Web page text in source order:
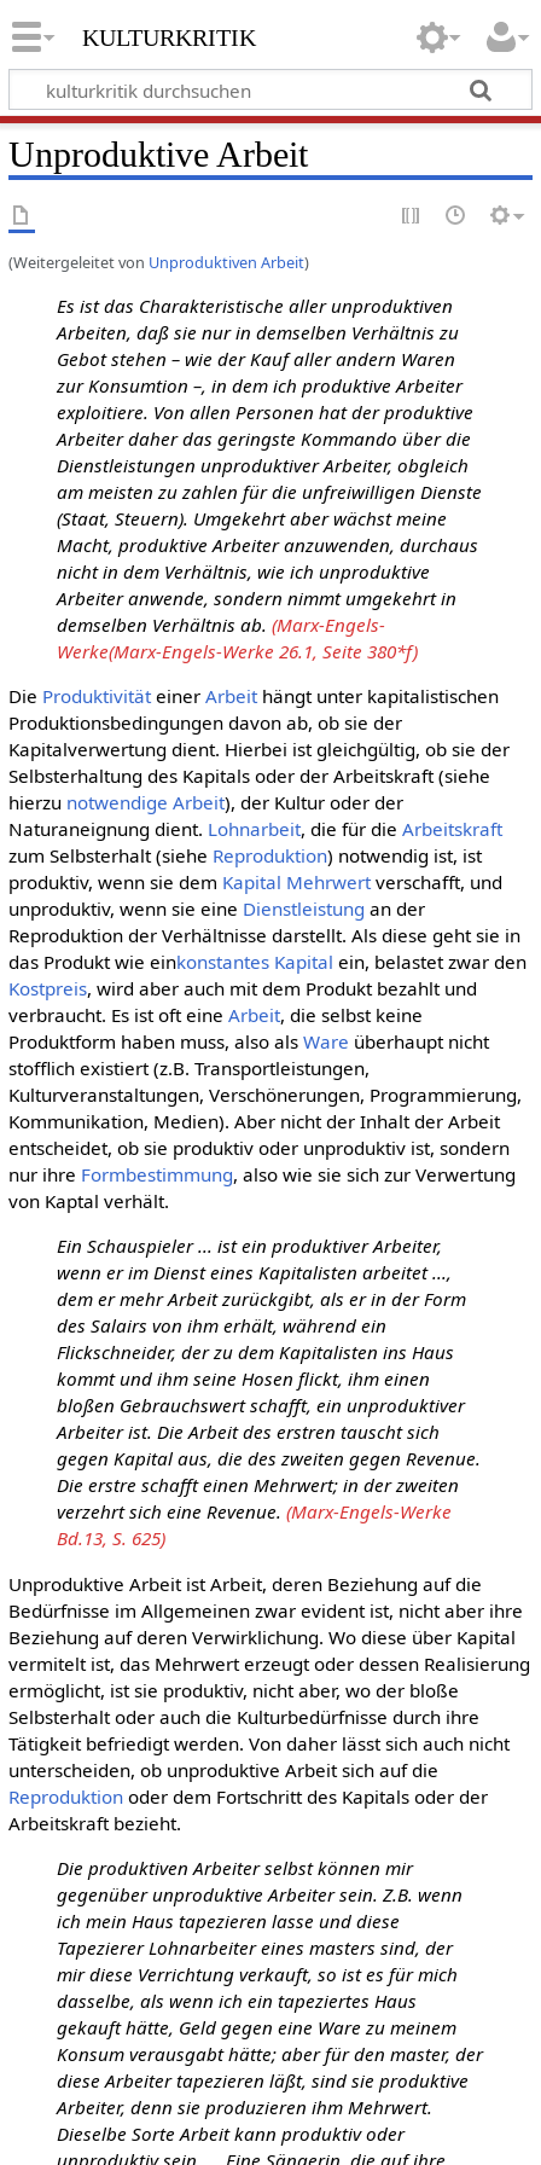
kulturkritik
Unproduktive Arbeit
(Weitergeleitet von Unproduktiven Arbeit)
Es ist das Charakteristische aller unproduktiven
Arbeiten, daß sie nur in demselben Verhältnis zu
Gebot stehen – wie der Kauf aller andern Waren
zur Konsumtion –, in dem ich produktive Arbeiter
exploitiere. Von allen Personen hat der produktive
Arbeiter daher das geringste Kommando über die
Dienstleistungen unproduktiver Arbeiter, obgleich
am meisten zu zahlen für die unfreiwilligen Dienste
(Staat, Steuern). Umgekehrt aber wächst meine
Macht, produktive Arbeiter anzuwenden, durchaus
nicht in dem Verhältnis, wie ich unproduktive
Arbeiter anwende, sondern nimmt umgekehrt in
demselben Verhältnis ab. (Marx-Engels-
Werke(Marx-Engels-Werke 26.1, Seite 380*f)
Die Produktivitäteiner Arbeithängt unter kapitalistischen
Produktionsbedingungen davon ab, ob sie der
Kapitalverwertung dient. Hierbei ist gleichgültig, ob sie der
Selbsterhaltung des Kapitals oder der Arbeitskraft (siehe
hierzu notwendige Arbeit), der Kultur oder der
Naturaneignung dient. Lohnarbeit, die für die Arbeitskraft
zum Selbsterhalt (siehe Reproduktion) notwendig ist, ist
produktiv, wenn sie dem Kapital Mehrwertverschafft, und
unproduktiv, wenn sie eine Dienstleistung an der
Reproduktion der Verhältnisse darstellt. Als diese geht sie in
das Produkt wie einkonstantes Kapital ein, belastet zwar den
Kostpreis, wird aber auch mit dem Produkt bezahlt und
verbraucht. Es ist oft eine Arbeit, die selbst keine
Produktform haben muss, also als Ware überhaupt nicht
stofflich existiert (z.B. Transportleistungen,
Kulturveranstaltungen, Verschönerungen, Programmierung,
Kommunikation, Medien). Aber nicht der Inhalt der Arbeit
entscheidet, ob sie produktiv oder unproduktiv ist, sondern
nur ihre Formbestimmung, also wie sie sich zur Verwertung
von Kaptal verhält.
Ein Schauspieler ... ist ein produktiver Arbeiter,
wenn er im Dienst eines Kapitalisten arbeitet ...,
dem er mehr Arbeit zurückgibt, als er in der Form
des Salairs von ihm erhält, während ein
Flickschneider, der zu dem Kapitalisten ins Haus
kommt und ihm seine Hosen flickt, ihm einen
bloßen Gebrauchswert schafft, ein unproduktiver
Arbeiter ist. Die Arbeit des erstren tauscht sich
gegen Kapital aus, die des zweiten gegen Revenue.
Die erstre schafft einen Mehrwert; in der zweiten
verzehrt sich eine Revenue. (Marx-Engels-Werke
Bd.13, S. 625)
Unproduktive Arbeit ist Arbeit, deren Beziehung auf die
Bedürfnisse im Allgemeinen zwar evident ist, nicht aber ihre
Beziehung auf deren Verwirklichung. Wo diese über Kapital
vermitelt ist, das Mehrwert erzeugt oder dessen Realisierung
ermöglicht, ist sie produktiv, nicht aber, wo der bloße
Selbsterhalt oder auch die Kulturbedürfnisse durch ihre
Tätigkeit befriedigt werden. Von daher lässt sich auch nicht
unterscheiden, ob unproduktive Arbeit sich auf die
Reproduktionoder dem Fortschritt des Kapitals oder der
Arbeitskraft bezieht.
Die produktiven Arbeiter selbst können mir
gegenüber unproduktive Arbeiter sein. Z.B. wenn
ich mein Haus tapezieren lasse und diese
Tapezierer Lohnarbeiter eines masters sind, der
mir diese Verrichtung verkauft, so ist es für mich
dasselbe, als wenn ich ein tapeziertes Haus
gekauft hätte, Geld gegen eine Ware zu meinem
Konsum verausgabt hätte; aber für den master, der
diese Arbeiter tapezieren läßt, sind sie produktive
Arbeiter, denn sie produzieren ihm Mehrwert.
Dieselbe Sorte Arbeit kann produktiv oder
unproduktiv sein. ... Eine Sängerin, die auf ihre